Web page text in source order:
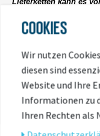
mindestens gleich-
Fahrrad kann in
COOKIES
Wir nutzen
diesen sind
Website und Ihre
Informationen zu
Ihren Rechten als